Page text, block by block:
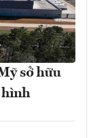
sở hữu
hình